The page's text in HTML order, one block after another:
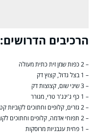
הרכיבים הדרושים:
– 2 כפות שמן זית כתית מעולה
– 1 בצל גדול, קצוץ דק
– 3 שיני שום, קצוצות דק
– 1 כף ג'ינג'ר טרי, מגורר
– 2 גזרים, קלופים וחתוכים לקוביות קטנות
– 2 תפוחי אדמה, קלופים וחתוכים לקוביות
– 1 פחית עגבניות מרוסקות